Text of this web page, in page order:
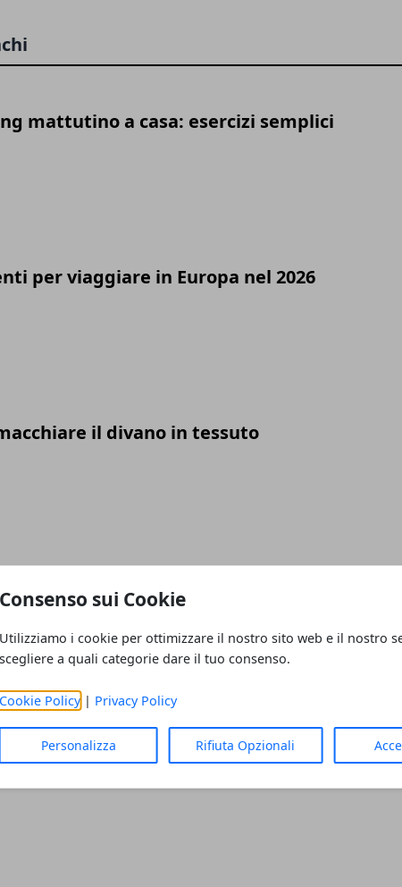
Consenso sui Cookie
Utilizziamo i cookie per ottimizzare il nostro sito web e il nostro
scegliere a quali categorie dare il tuo consenso.
Cookie Policy| Privacy Policy
Personalizza Rifiuta Opzionali
mattutino a casa: esercizi semplici
per viaggiare in Europa nel 2026
il divano in tessuto
un cucciolo di cane: guida pratica
l'armadio per stagione